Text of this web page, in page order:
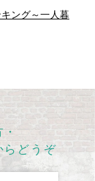
ング～一人暮
らどうぞ